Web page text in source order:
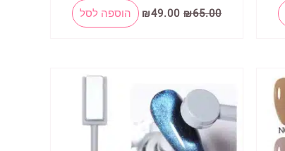
למוצר
מספר
סוגים.
ניתן
לבחור
₪65.00
המחיר
המקורי
₪49.00
המחיר
הנוכחי
הוספה לסל